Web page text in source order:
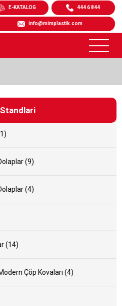
E-KATALOG 444 6 844
info@mimplastik.com
(9)
(4)
(14)
Çöp Kovaları (4)